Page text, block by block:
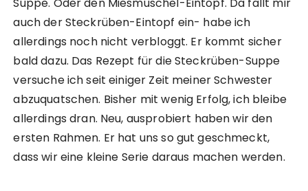
auch der Steckrüben-Eintopf ein- habe ich
allerdings noch nicht verbloggt. Er kommt sicher
bald dazu. Das Rezept für die Steckrüben-Suppe
versuche ich seit einiger Zeit meiner Schwester
abzuquatschen. Bisher mit wenig Erfolg, ich bleibe
allerdings dran. Neu, ausprobiert haben wir den
ersten Rahmen. Er hat uns so gut geschmeckt,
dass wir eine kleine Serie daraus machen werden.